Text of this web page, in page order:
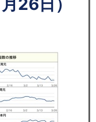
26日）